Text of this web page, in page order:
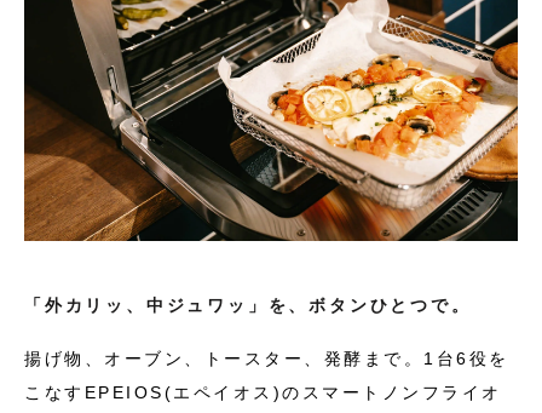
「外カリッ、中ジュワッ」を、ボタンひとつで。
揚げ物、オーブン、トースター、発酵まで。1台6役を
こなすEPEIOS(エペイオス)のスマートノンフライオ